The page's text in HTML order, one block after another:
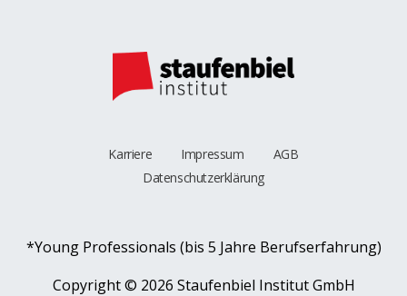
Karriere Impressum
AGB
Datenschutzerklärung
*Young Professionals (bis 5 Jahre Berufserfahrung)
Copyright © 2026 Staufenbiel Institut GmbH